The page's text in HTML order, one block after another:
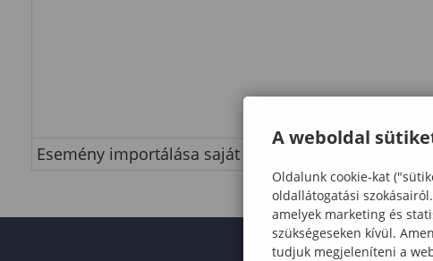
Esemény importálása saját naptárba
A weboldal
Oldalunk cookie-kat
oldallátogatási
amelyek marketing és
szükségeseken kívül.
tudjuk megjeleníteni a